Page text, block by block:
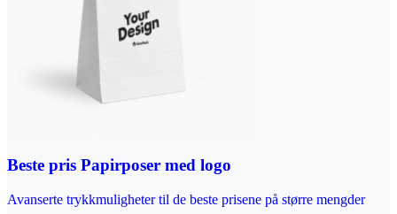
Beste pris Papirposer med logo
Avanserte trykkmuligheter til de beste prisene på større mengder